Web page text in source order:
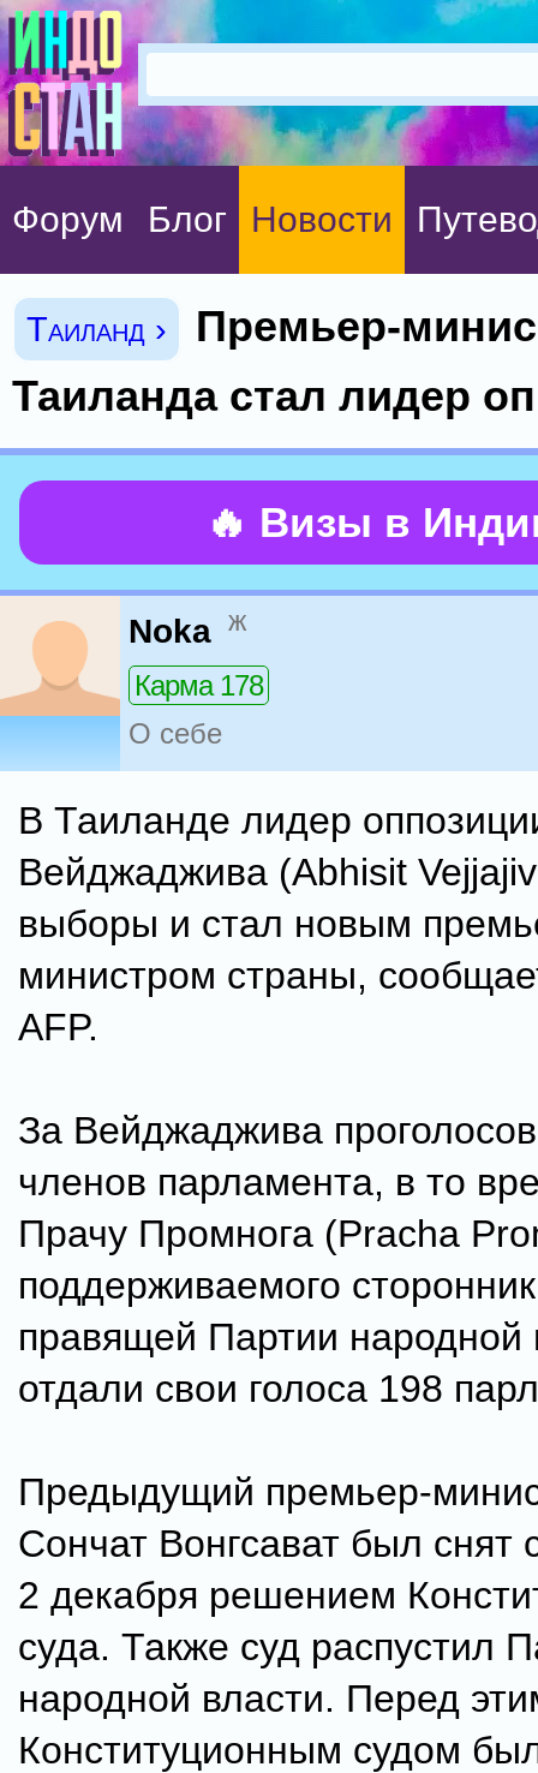
Форум Блог Новости
Таиланд ›
Премьер-
Таиланда стал лидер
🔥 Визы в
Noka ж
Карма 178
О себе
В Таиланде лидер
Вейджаджива (Abhisit
выборы и стал новым
министром страны,
AFP.
За Вейджаджива
членов парламента, в то
Прачу Промнога (Pracha
поддерживаемого
правящей Партии народной
отдали свои голоса 198
Предыдущий премьер-
Сончат Вонгсават был снят
2 декабря решением
суда. Также суд распустил
народной власти. Перед
Конституционным судом